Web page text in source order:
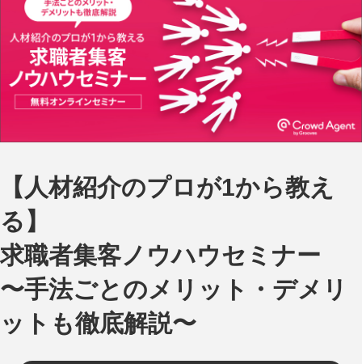
【人材紹介のプロが1から教え
る】
求職者集客ノウハウセミナー
〜手法ごとのメリット・デメリ
ットも徹底解説〜